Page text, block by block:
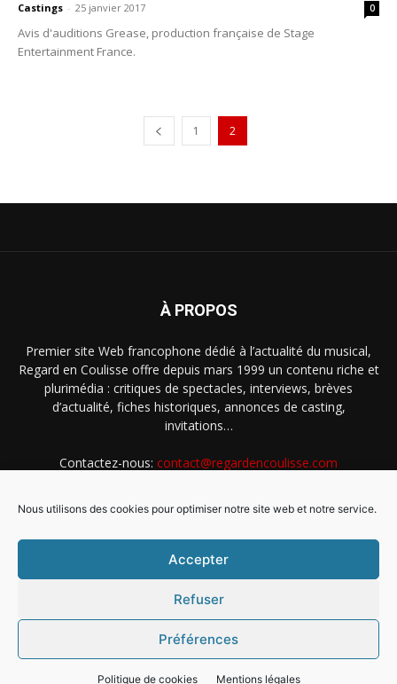
Nous utilisons des cookies pour optimiser notre site web et notre service.
Accepter
Refuser
Préférences
Politique de cookies Mentions légales
Castings - 25 janvier 2017 0
Avis d'auditions Grease, production française de Stage
Entertainment France.
1 2
À PROPOS
Premier site Web francophone dédié à l’actualité du musical,
Regard en Coulisse offre depuis mars 1999 un contenu riche et
plurimédia : critiques de spectacles, interviews, brèves
d’actualité, fiches historiques, annonces de casting,
invitations…
Contactez-nous: contact@regardencoulisse.com
Intégration Ghislain Fayard
Mentions légales